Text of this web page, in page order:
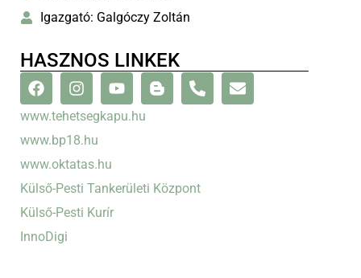
Igazgató: Galgóczy Zoltán
HASZNOS LINKEK
www.tehetsegkapu.hu
www.bp18.hu
www.oktatas.hu
Külső-Pesti Tankerületi Központ
Külső-Pesti Kurír
InnoDigi